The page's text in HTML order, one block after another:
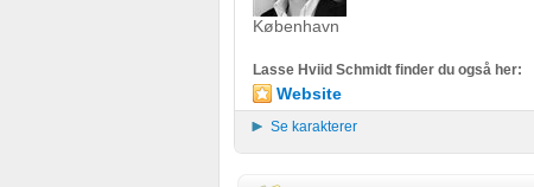
København
Lasse Hviid Schmidt finder du også her:
Website
Se karakterer